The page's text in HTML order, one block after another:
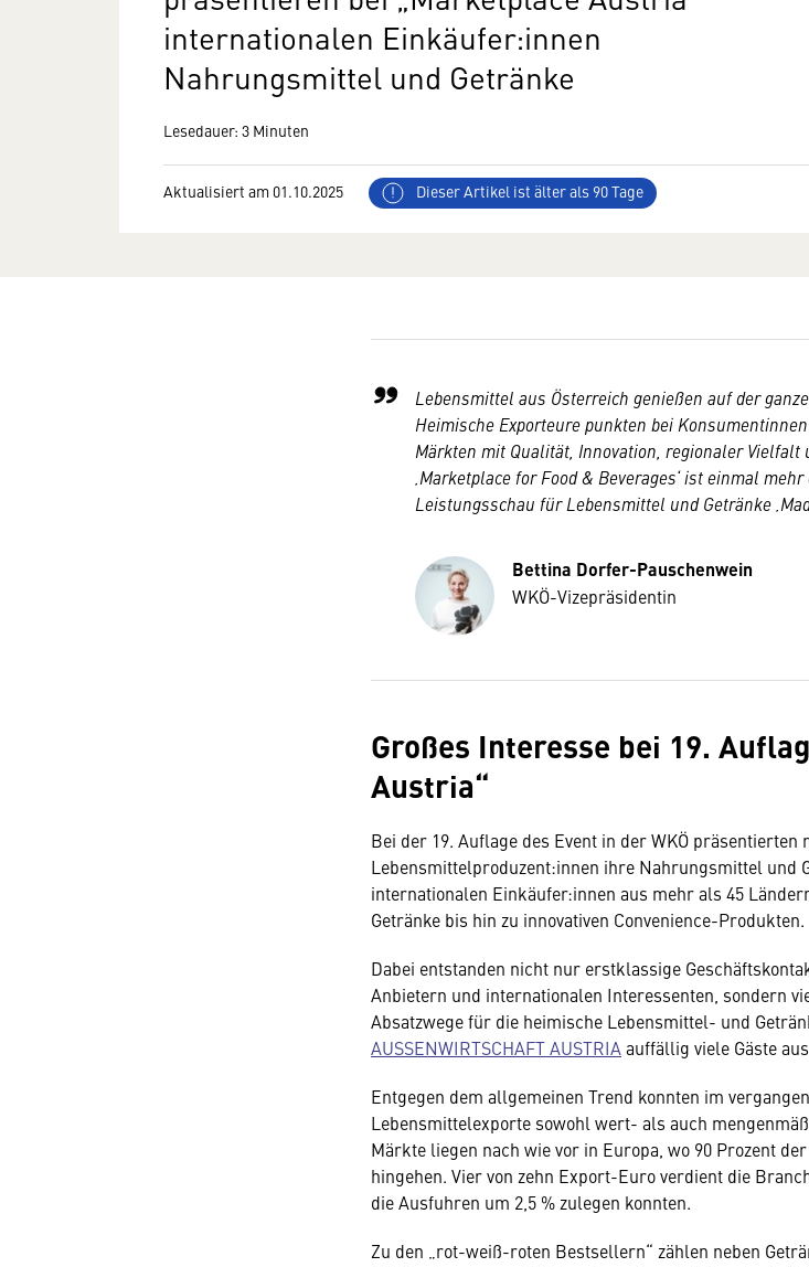
internationalen Einkäufer:innen
Nahrungsmittel und Getränke
Lesedauer: 3 Minuten
Aktualisiert am 01.10.2025 Dieser Artikel ist älter als 90 Tage
Lebensmittel aus Österreich genießen auf der
Heimische Exporteure punkten bei
Märkten mit Qualität, Innovation, regionaler Vielfalt
‚Marketplace for Food & Beverages‘ ist einmal
Leistungsschau für Lebensmittel und Getränke
Bettina Dorfer-Pauschenwein
WKÖ-Vizepräsidentin
Großes Interesse bei 19.
Austria“
Bei der 19. Auflage des Event in der WKÖ
Lebensmittelproduzent:innen ihre Nahrungsmittel und
internationalen Einkäufer:innen aus mehr als 45
Getränke bis hin zu innovativen Convenience-Produkten.
Dabei entstanden nicht nur erstklassige
Anbietern und internationalen Interessenten, sondern
Absatzwege für die heimische Lebensmittel- und
AUSSENWIRTSCHAFT AUSTRIA auffällig viele Gäste
Entgegen dem allgemeinen Trend konnten im
Lebensmittelexporte sowohl wert- als auch
Märkte liegen nach wie vor in Europa, wo 90 Prozent
hingehen. Vier von zehn Export-Euro verdient die
die Ausfuhren um 2,5 % zulegen konnten.
Zu den „rot-weiß-roten Bestsellern“ zählen neben